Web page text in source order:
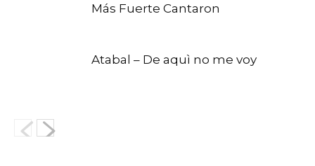
Más Fuerte Cantaron
Atabal – De aquì no me voy